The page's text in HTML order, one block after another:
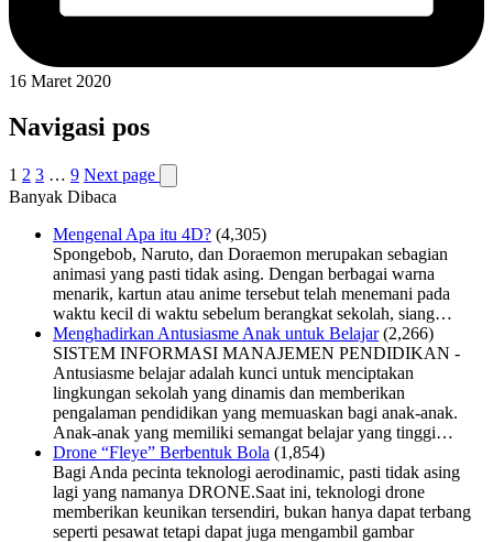
16 Maret 2020
Navigasi pos
1 2 3 … 9 Next page
Banyak Dibaca
Mengenal Apa itu 4D? (4,305)
Spongebob, Naruto, dan Doraemon merupakan sebagian
animasi yang pasti tidak asing. Dengan berbagai warna
menarik, kartun atau anime tersebut telah menemani pada
waktu kecil di waktu sebelum berangkat sekolah, siang…
Menghadirkan Antusiasme Anak untuk Belajar (2,266)
SISTEM INFORMASI MANAJEMEN PENDIDIKAN -
Antusiasme belajar adalah kunci untuk menciptakan
lingkungan sekolah yang dinamis dan memberikan
pengalaman pendidikan yang memuaskan bagi anak-anak.
Anak-anak yang memiliki semangat belajar yang tinggi…
Drone “Fleye” Berbentuk Bola (1,854)
Bagi Anda pecinta teknologi aerodinamic, pasti tidak asing
lagi yang namanya DRONE.Saat ini, teknologi drone
memberikan keunikan tersendiri, bukan hanya dapat terbang
seperti pesawat tetapi dapat juga mengambil gambar